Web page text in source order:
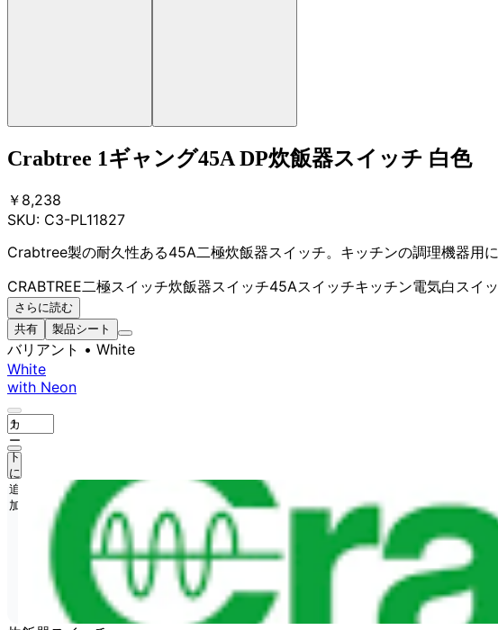
Crabtree 1ギャング45A DP炊飯器スイッチ 白色
￥8,238
SKU: C3-PL11827
Crabtree製の耐久性ある45A二極炊飯器スイッチ。キッチンの調理機器用
CRABTREE二極スイッチ炊飯器スイッチ45Aスイッチキッチン電気白スイ
さらに読む
共有
製品シート
バリアント • White
White
with Neon
カ
ー
ト
に
追
加